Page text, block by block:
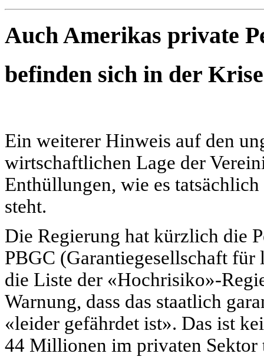
Auch Amerikas private
befinden sich in der Krise
Ein weiterer Hinweis auf den
wirtschaftlichen Lage der
Enthüllungen, wie es
steht.
Die Regierung hat kürzlich die
PBGC (Garantiegesellschaft
die Liste der «Hochrisiko»-
Warnung, dass das staatlich
«leider gefährdet ist». Das ist
44 Millionen im privaten Sektor